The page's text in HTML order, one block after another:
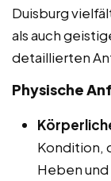
Duisburg
als auch
detaillierten
Physische
Kondition,
Heben